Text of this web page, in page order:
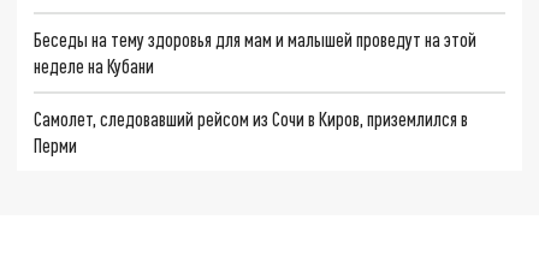
Беседы на тему здоровья для мам и малышей проведут на этой
неделе на Кубани
Самолет, следовавший рейсом из Сочи в Киров, приземлился в
Перми